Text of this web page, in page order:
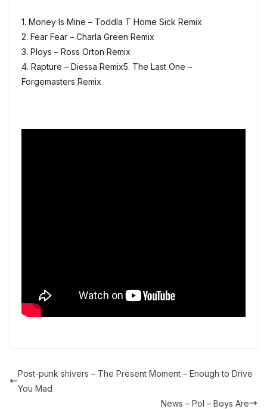
1. Money Is Mine – Toddla T Home Sick Remix
2. Fear Fear – Charla Green Remix
3. Ploys – Ross Orton Remix
4. Rapture – Diessa Remix5. The Last One –
Forgemasters Remix
Post-punk shivers – The Present Moment – Enough to Drive
You Mad
News – Pol – Boys Are